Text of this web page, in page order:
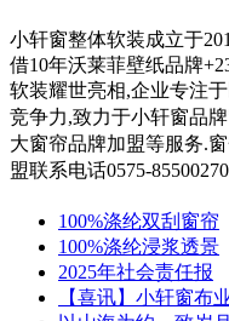
小轩窗整体软装成立于
借10年沃莱菲壁纸品牌
软装耀世亮相,企业专注
竞争力,致力于小轩窗品
大窗帘品牌加盟等服务.
盟联系电话0575-85500270
100%涤纶双刮窗帘
100%涤纶浸浆透景
2025年社会责任报
【喜讯】小轩窗布